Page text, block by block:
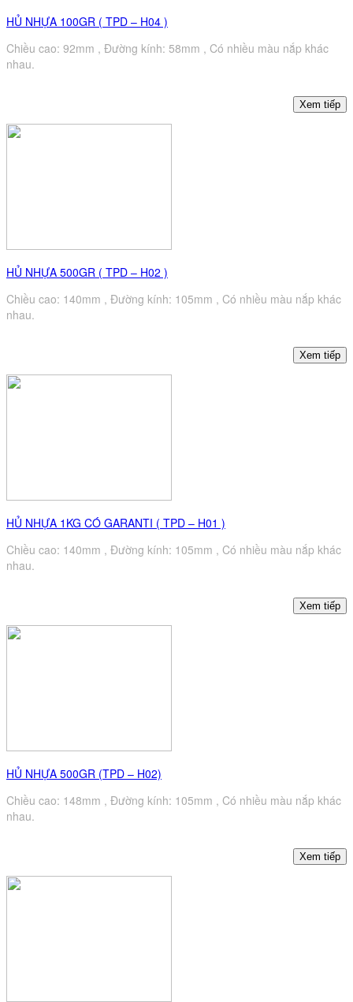
HỦ NHỰA 100GR ( TPD – H04 )
Chiều cao: 92mm , Đường kính: 58mm , Có nhiều màu nắp khác
nhau.
HỦ NHỰA 500GR ( TPD – H02 )
Chiều cao: 140mm , Đường kính: 105mm , Có nhiều màu nắp khác
nhau.
HỦ NHỰA 1KG CÓ GARANTI ( TPD – H01 )
Chiều cao: 140mm , Đường kính: 105mm , Có nhiều màu nắp khác
nhau.
HỦ NHỰA 500GR (TPD – H02)
Chiều cao: 148mm , Đường kính: 105mm , Có nhiều màu nắp khác
nhau.